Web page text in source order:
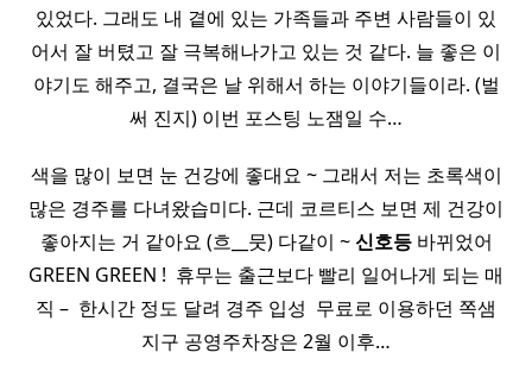
있었다. 그래도 내 곁에 있는 가족들과 주변 사람들이 있
어서 잘 버텼고 잘 극복해나가고 있는 것 같다. 늘 좋은 이
야기도 해주고, 결국은 날 위해서 하는 이야기들이라. (벌
써 진지) 이번 포스팅 노잼일 수…
색을 많이 보면 눈 건강에 좋대요 ~ 그래서 저는 초록색이
많은 경주를 다녀왔습미다. 근데 코르티스 보면 제 건강이
좋아지는 거 같아요 (흐__뭇) 다같이 ~신호등바뀌었어
GREEN GREEN ! ​ 휴무는 출근보다 빨리 일어나게 되는 매
직 – ​ 한시간 정도 달려 경주 입성 ​ 무료로 이용하던 쪽샘
지구 공영주차장은 2월 이후…